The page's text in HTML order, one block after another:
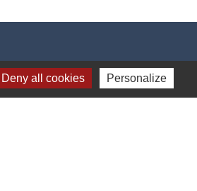
all cookies Personalize